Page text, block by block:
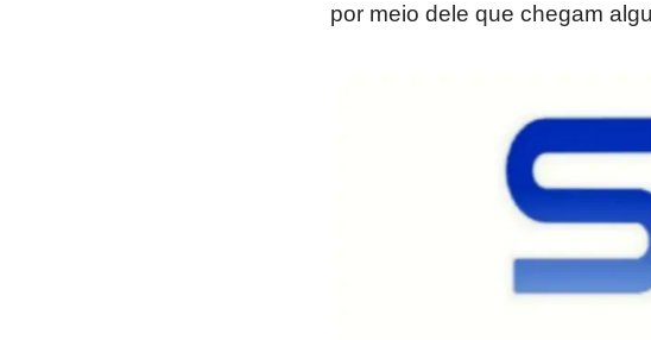
por meio dele que chegam